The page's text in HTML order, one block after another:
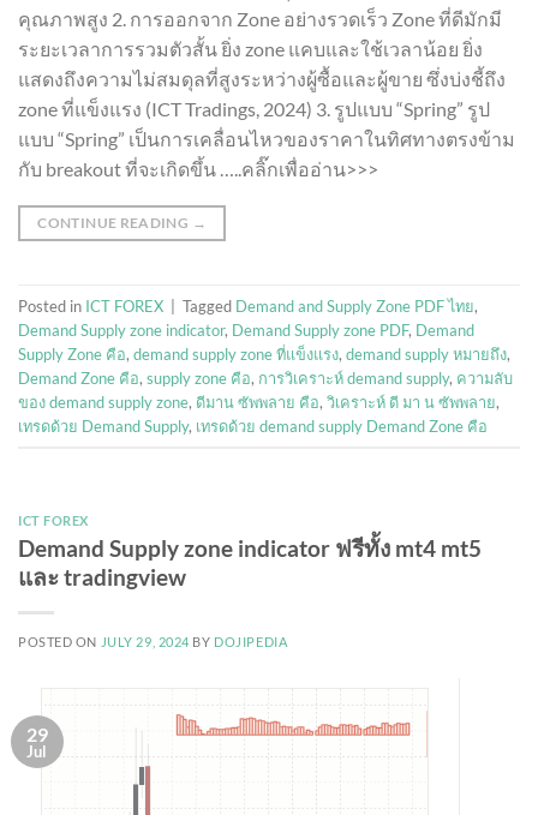
คุณภาพสูง 2. การออกจาก Zone อย่างรวดเร็ว Zone ที่ดีมักมี
ระยะเวลาการรวมตัวสั้น ยิ่ง zone แคบและใช้เวลาน้อย ยิ่ง
แสดงถึงความไม่สมดุลที่สูงระหว่างผู้ซื้อและผู้ขาย ซึ่งบ่งชี้ถึง
zone ที่แข็งแรง (ICT Tradings, 2024) 3. รูปแบบ “Spring” รูป
แบบ “Spring” เป็นการเคลื่อนไหวของราคาในทิศทางตรงข้าม
กับ breakout ที่จะเกิดขึ้น …..คลิ๊กเพื่ออ่าน>>>
CONTINUE READING →
Posted in ICT FOREX | Tagged Demand and Supply Zone PDF ไทย,
Demand Supply zone indicator, Demand Supply zone PDF, Demand
Supply Zone คือ, demand supply zone ที่แข็งแรง, demand supply หมายถึง,
Demand Zone คือ, supply zone คือ, การวิเคราะห์ demand supply, ความลับ
ของ demand supply zone, ดีมาน ซัพพลาย คือ, วิเคราะห์ ดี มา น ซัพพลาย,
เทรดด้วย Demand Supply, เทรดด้วย demand supply Demand Zone คือ
ICT FOREX
Demand Supply zone indicator ฟรีทั้ง mt4 mt5
และ tradingview
POSTED ON JULY 29, 2024 BY DOJIPEDIA
29
Jul